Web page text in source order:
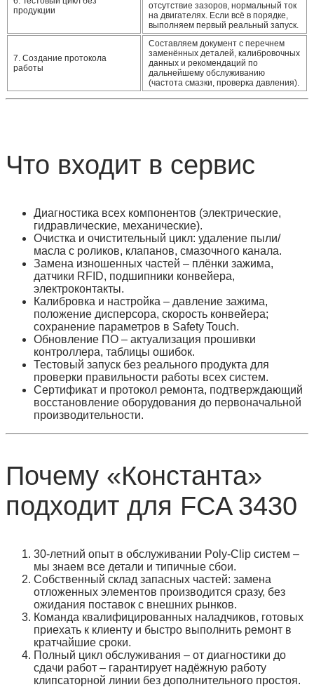
продукции
отсутствие зазоров, нормальный ток
на двигателях. Если всё в порядке,
выполняем первый реальный запуск.
7. Создание протокола
работы
Составляем документ с перечнем
заменённых деталей, калибровочных
данных и рекомендаций по
дальнейшему обслуживанию
(частота смазки, проверка давления).
Что входит в сервис
Диагностика всех компонентов (электрические,
гидравлические, механические).
Очистка и очистительный цикл: удаление пыли/
масла с роликов, клапанов, смазочного канала.
Замена изношенных частей – плёнки зажима,
датчики RFID, подшипники конвейера,
электроконтакты.
Калибровка и настройка – давление зажима,
положение дисперсора, скорость конвейера;
сохранение параметров в Safety Touch.
Обновление ПО – актуализация прошивки
контроллера, таблицы ошибок.
Тестовый запуск без реального продукта для
проверки правильности работы всех систем.
Сертификат и протокол ремонта, подтверждающий
восстановление оборудования до первоначальной
производительности.
Почему «Константа»
подходит для FCA 3430
30‑летний опыт в обслуживании Poly‑Clip систем –
мы знаем все детали и типичные сбои.
Собственный склад запасных частей: замена
отложенных элементов производится сразу, без
ожидания поставок с внешних рынков.
Команда квалифицированных наладчиков, готовых
приехать к клиенту и быстро выполнить ремонт в
кратчайшие сроки.
Полный цикл обслуживания – от диагностики до
сдачи работ – гарантирует надёжную работу
клипсаторной линии без дополнительного простоя.